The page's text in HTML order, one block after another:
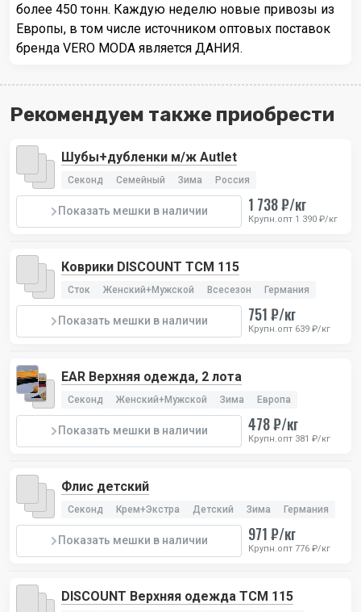
более 450 тонн. Каждую неделю новые привозы из
Европы, в том числе источником оптовых поставок
бренда VERO MODA является ДАНИЯ.
Рекомендуем также приобрести
Шубы+дубленки м/ж Autlet
Секонд Семейный Зима Россия
Показать мешки в наличии 1 738 ₽/кг
Крупн.опт 1 390 ₽/кг
Коврики DISCOUNT TCM 115
Сток Женский+Мужской Всесезон Германия
Показать мешки в наличии 751 ₽/кг
Крупн.опт 639 ₽/кг
EAR Верхняя одежда, 2 лота
Секонд Женский+Мужской Зима Европа
Показать мешки в наличии 478 ₽/кг
Крупн.опт 381 ₽/кг
Флис детский
Секонд Крем+Экстра Детский Зима Германия
Показать мешки в наличии 971 ₽/кг
Крупн.опт 776 ₽/кг
DISCOUNT Верхняя одежда TCM 115